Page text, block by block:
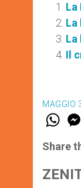
La
La
La
Il
MAGGIO
W
t
s
p
p
Share